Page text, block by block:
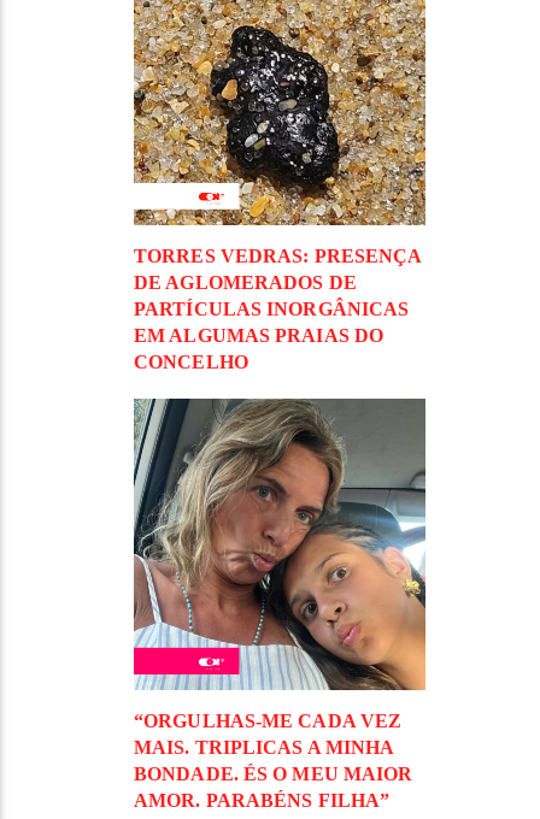
TORRES VEDRAS: PRESENÇA
DE AGLOMERADOS DE
PARTÍCULAS INORGÂNICAS
EM ALGUMAS PRAIAS DO
CONCELHO
“ORGULHAS-ME CADA VEZ
MAIS. TRIPLICAS A MINHA
BONDADE. ÉS O MEU MAIOR
AMOR. PARABÉNS FILHA”